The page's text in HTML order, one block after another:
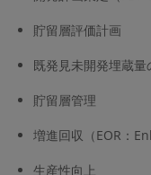
貯留層評価計画
既発見未開発埋蔵量
貯留層管理
増進回収（EOR：
生産性向上